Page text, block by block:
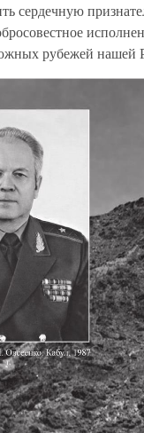
сердечную
рубежей нашей